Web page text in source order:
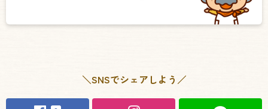
＼SNSでシェアしよう／